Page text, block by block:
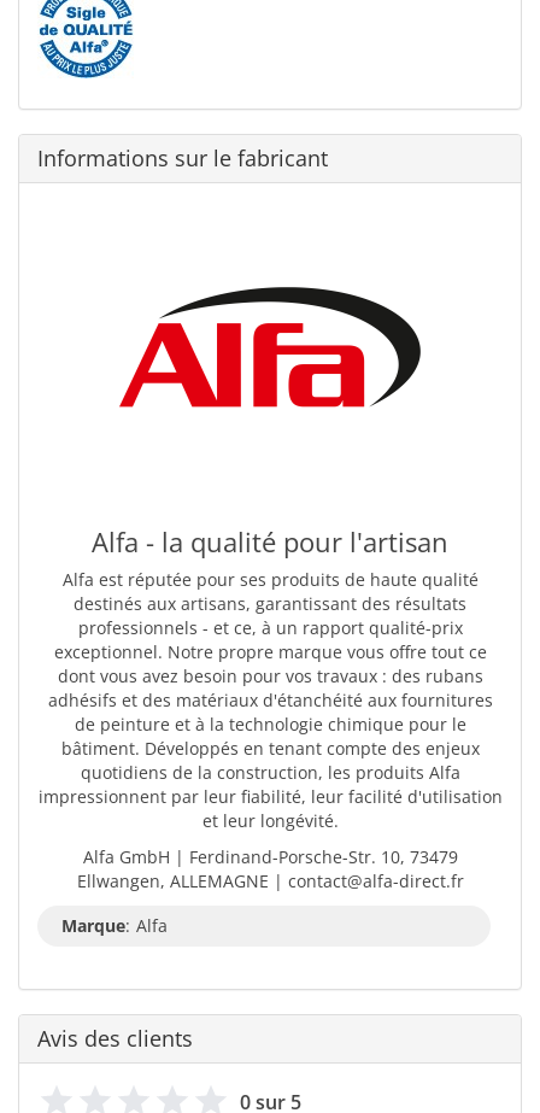
Informations sur le fabricant
Alfa - la qualité pour l'artisan
Alfa est réputée pour ses produits de haute qualité
destinés aux artisans, garantissant des résultats
professionnels - et ce, à un rapport qualité-prix
exceptionnel. Notre propre marque vous offre tout ce
dont vous avez besoin pour vos travaux : des rubans
adhésifs et des matériaux d'étanchéité aux fournitures
de peinture et à la technologie chimique pour le
bâtiment. Développés en tenant compte des enjeux
quotidiens de la construction, les produits Alfa
impressionnent par leur fiabilité, leur facilité d'utilisation
et leur longévité.
Alfa GmbH | Ferdinand-Porsche-Str. 10, 73479
Ellwangen, ALLEMAGNE | contact@alfa-direct.fr
Marque: Alfa
Avis des clients
0 sur 5